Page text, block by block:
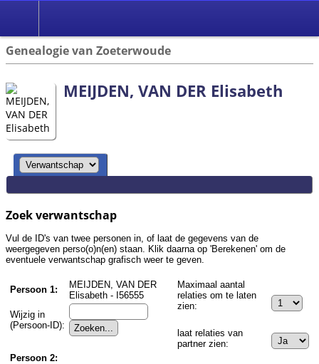
Genealogie van Zoeterwoude
MEIJDEN, VAN DER Elisabeth
Zoek verwantschap
Vul de ID's van twee personen in, of laat de gegevens van de
weergegeven perso(o)n(en) staan. Klik daarna op 'Berekenen' om de
eventuele verwantschap grafisch weer te geven.
Persoon 1:
MEIJDEN, VAN DER
Elisabeth - I56555
Wijzig in
(Persoon-ID):
Persoon 2:
Maximaal aantal
relaties om te laten
zien:
laat relaties van
partner zien: